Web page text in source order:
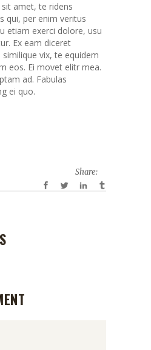
amet, te ridens
qui, per enim veritus
etiam exerci dolore, usu
Ex eam diceret
vix, te equidem
eos. Ei movet elitr mea.
ad. Fabulas
ei quo.
Share: